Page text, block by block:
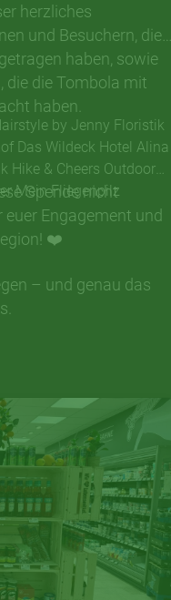
herzliches
und Besuchern, die
haben, sowie
die die Tombola mit
haben.
by Jenny Floristik
Das Wildeck Hotel Alina
Hike & Cheers Outdoor
Mein Fliegenpilz
Spende nicht
Engagement und
❤️
– und genau das